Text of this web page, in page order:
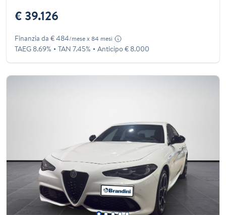
€ 39.126
Finanzia da € 484/mese x 84 mesi
TAEG 8.69% TAN 7.45% Anticipo € 8.000